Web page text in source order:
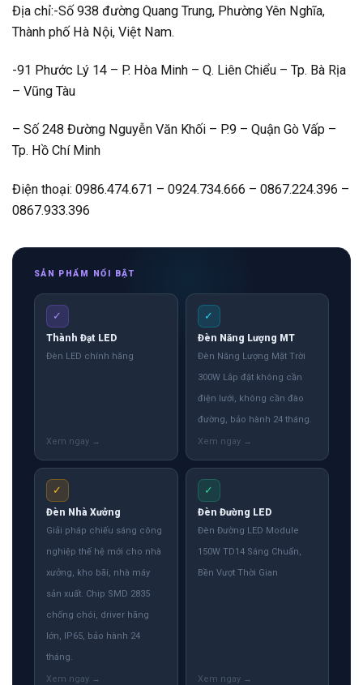
Địa chỉ:-Số 938 đường Quang Trung, Phường Yên Nghĩa,
Thành phố Hà Nội, Việt Nam.
-91 Phước Lý 14 – P. Hòa Minh – Q. Liên Chiểu – Tp. Bà Rịa
– Vũng Tàu
– Số 248 Đường Nguyễn Văn Khối – P.9 – Quận Gò Vấp –
Tp. Hồ Chí Minh
Điện thoại: 0986.474.671 – 0924.734.666 – 0867.224.396 –
0867.933.396
SẢN PHẨM NỔI BẬT
✓
Thành Đạt LED
Đèn LED chính hãng
✓
Đèn Năng Lượng MT
Đèn Năng Lượng Mặt Trời
300W Lắp đặt không cần
điện lưới, không cần đào
đường, bảo hành 24 tháng.
✓
Đèn Nhà Xưởng
Giải pháp chiếu sáng công
nghiệp thế hệ mới cho nhà
xưởng, kho bãi, nhà máy
sản xuất. Chip SMD 2835
chống chói, driver hãng
lớn, IP65, bảo hành 24
tháng.
✓
Đèn Đường LED
Đèn Đường LED Module
150W TD14 Sáng Chuẩn,
Bền Vượt Thời Gian